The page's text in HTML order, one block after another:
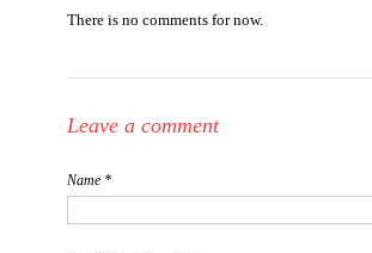
There is no comments for now.
Leave a comment
Name *